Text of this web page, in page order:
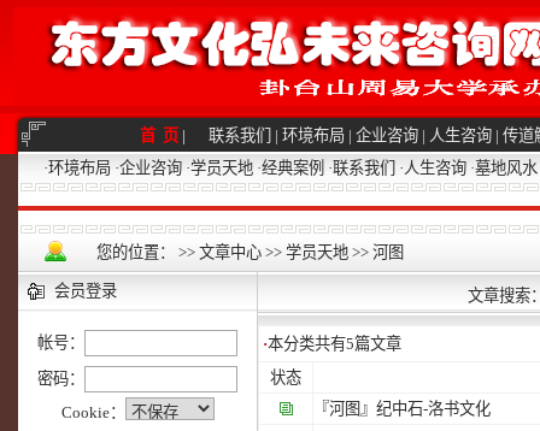
首 页 | 联系我们 | 环境布局 | 企业咨询 | 人生咨询 | 传道
·环境布局 ·企业咨询 ·学员天地 ·经典案例 ·联系我们 ·人生咨询 ·墓地风水
您的位置： >> 文章中心 >> 学员天地 >> 河图
会员登录
帐号：
密码：
Cookie：
文章搜索
·本分类共有5篇文章
状态
『河图』 纪中石-洛书文化